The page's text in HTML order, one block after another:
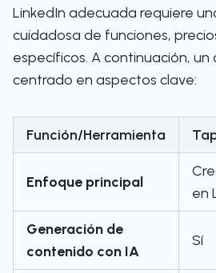
LinkedIn adecuada requiere
cuidadosa de funciones,
específicos. A continuación, un
centrado en aspectos clave:
Función/Herramienta
Enfoque principal
en
Generación de
contenido con IA
Sí